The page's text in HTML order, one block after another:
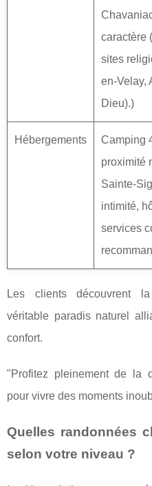
caractère
sites
en-Velay,
Dieu).)
Hébergements
Camping
proximité
Sainte-
intimité,
services
Les clients découvrent
véritable paradis naturel
confort.
"Profitez pleinement de la
pour vivre des moments
Quelles randonnées
selon votre niveau ?